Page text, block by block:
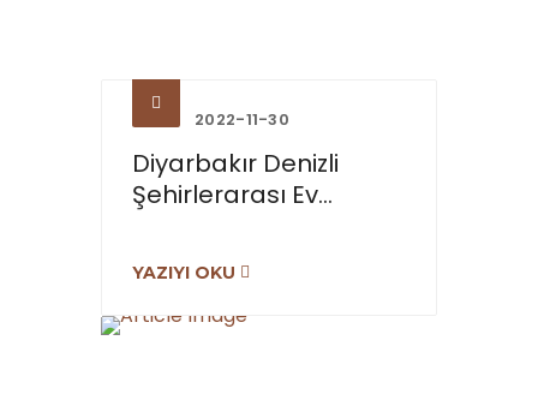
2022-11-30
Diyarbakır Denizli
Şehirlerarası Ev...
YAZIYI OKU